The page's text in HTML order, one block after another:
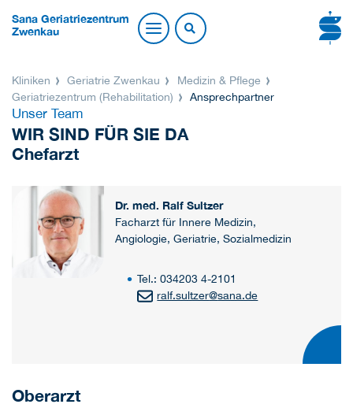
Sana Geriatriezentrum
Zwenkau
Kliniken Geriatrie Zwenkau
Medizin & Pflege
Geriatriezentrum (Rehabilitation)
Ansprechpartner
Unser Team
WIR SIND FÜR SIE DA
Chefarzt
Dr. med. Ralf Sultzer
Facharzt für Innere Medizin,
Angiologie, Geriatrie, Sozialmedizin
Tel.: 034203 4-2101
ralf.sultzer@sana.de
Oberarzt